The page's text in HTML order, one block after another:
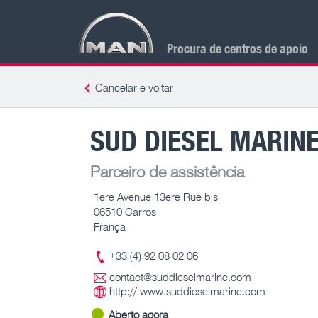
Procura de centros de apoio
Cancelar e voltar
SUD DIESEL
Parceiro de assistência
1ere Avenue 13ere Rue bis
06510 Carros
França
+33 (4) 92 08 02 06
contact@suddieselmarine.com
http:// www.suddieselmarine.com
Aberto agora